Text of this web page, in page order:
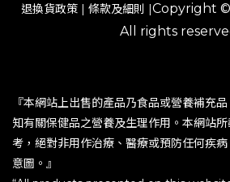
退換貨政策 條款及細則
Copyright
All rights
『本網站上出售的產品乃食品或營養補充
知有關保健品之營養及生理作用。本網站
考，絕對非用作治療、醫療或預防任何疾
意圖。』